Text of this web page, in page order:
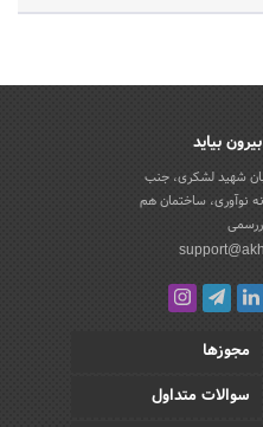
بیاید
شهید لشکری، جنب
نوآوری، ساختمان هم
مجوزها
سوالات متداول